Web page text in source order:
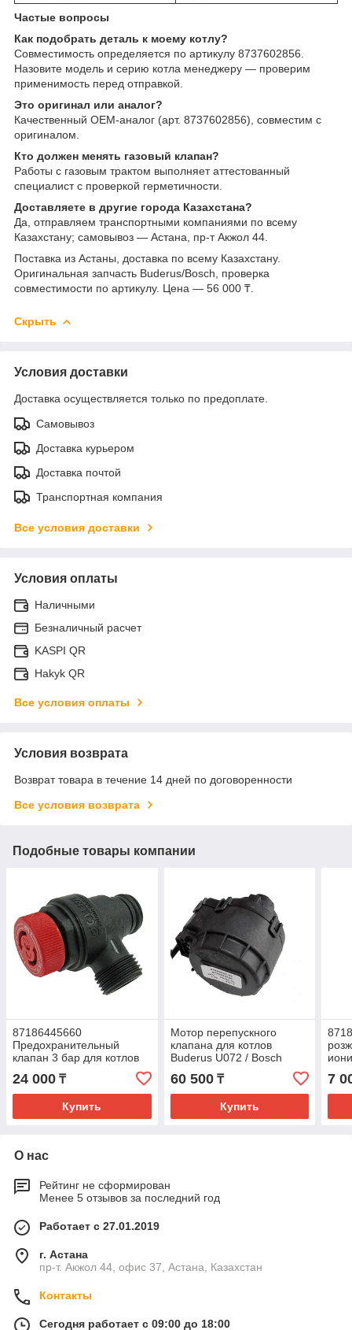
Частые вопросы
Как подобрать деталь к моему котлу?
Совместимость определяется по артикулу 8737602856.
Назовите модель и серию котла менеджеру — проверим
применимость перед отправкой.
Это оригинал или аналог?
Качественный OEM-аналог (арт. 8737602856), совместим с
оригиналом.
Кто должен менять газовый клапан?
Работы с газовым трактом выполняет аттестованный
специалист с проверкой герметичности.
Доставляете в другие города Казахстана?
Да, отправляем транспортными компаниями по всему
Казахстану; самовывоз — Астана, пр-т Акжол 44.
Поставка из Астаны, доставка по всему Казахстану.
Оригинальная запчасть Buderus/Bosch, проверка
совместимости по артикулу. Цена — 56 000 ₸.
Скрыть
Условия доставки
Доставка осуществляется только по предоплате.
Самовывоз
Доставка курьером
Доставка почтой
Транспортная компания
Все условия доставки
Условия оплаты
Наличными
Безналичный расчет
KASPI QR
Hakyk QR
Все условия оплаты
Условия возврата
Возврат товара в течение 14 дней по договоренности
Все условия возврата
Подобные товары компании
87186445660
Предохранительный
клапан 3 бар для котлов
Buderus U072 / Bosch
GAZ6000 -24
24 000 ₸
Купить
Мотор перепускного
клапана для котлов
Buderus U072 / Bosch
GAZ6000 8786445640
60 500₸
Купить
7
О нас
Рейтинг не сформирован
Менее 5 отзывов за последний год
Работает с 27.01.2019
г. Астана
пр-т. Акжол 44, офис 37, Астана, Казахстан
Контакты
Сегодня работает с 09:00 до 18:00